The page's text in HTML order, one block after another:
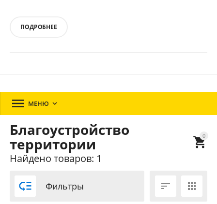
ПОДРОБНЕЕ
0

 МЕНЮ 
Благоустройство
территории
Найдено товаров: 1
 Фильтры  